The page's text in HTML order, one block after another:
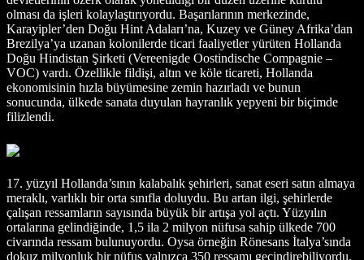
olması da işleri kolaylaştırıyordu. Başarılarının merkezinde,
Karayipler’den Doğu Hint Adaları’na, Kuzey ve Güney Afrika’dan
Brezilya’ya uzanan kolonilerde ticari faaliyetler yürüten Hollanda
Doğu Hindistan Şirketi (Vereenigde Oostindische Compagnie –
VOC) vardı. Özellikle fildişi, altın ve köle ticareti, Hollanda
ekonomisinin hızla büyümesine zemin hazırladı ve bunun
sonucunda, ülkede sanata duyulan hayranlık yepyeni bir biçimde
filizlendi.
17. yüzyıl Hollanda’sının kalabalık şehirleri, sanat eseri satın almaya
meraklı, varlıklı bir orta sınıfla doluydu. Bu artan ilgi, şehirlerde
çalışan ressamların sayısında büyük bir artışa yol açtı. Yüzyılın
ortalarına gelindiğinde, 1,5 ila 2 milyon nüfusa sahip ülkede 700
civarında ressam bulunuyordu. Oysa örneğin Rönesans İtalya’sında
dokuz milyonluk bir nüfus yalnızca 350 ressamı geçindirebiliyordu.